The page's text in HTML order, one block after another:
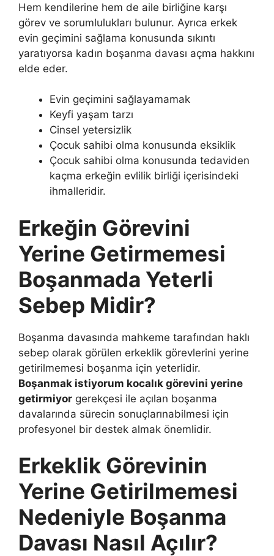
Hem kendilerine hem de aile birliğine karşı
görev ve sorumlulukları bulunur. Ayrıca erkek
evin geçimini sağlama konusunda sıkıntı
yaratıyorsa kadın boşanma davası açma hakkını
elde eder.
Evin geçimini sağlayamamak
Keyfi yaşam tarzı
Cinsel yetersizlik
Çocuk sahibi olma konusunda eksiklik
Çocuk sahibi olma konusunda tedaviden
kaçma erkeğin evlilik birliği içerisindeki
ihmalleridir.
Erkeğin Görevini
Yerine Getirmemesi
Boşanmada Yeterli
Sebep Midir?
Boşanma davasında mahkeme tarafından haklı
sebep olarak görülen erkeklik görevlerini yerine
getirilmemesi boşanma için yeterlidir.
Boşanmak istiyorum kocalık görevini yerine
getirmiyor gerekçesi ile açılan boşanma
davalarında sürecin sonuçlarınabilmesi için
profesyonel bir destek almak önemlidir.
Erkeklik Görevinin
Yerine Getirilmemesi
Nedeniyle Boşanma
Davası Nasıl Açılır?